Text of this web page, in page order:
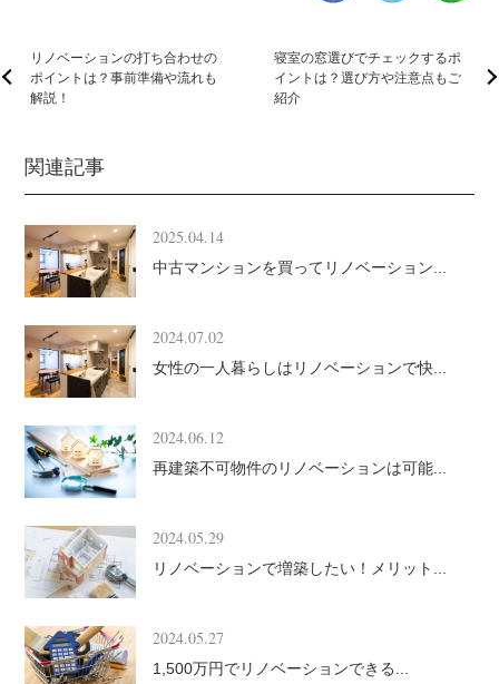
リノベーションの打ち合わせの
ポイントは？事前準備や流れも
解説！
寝室の窓選びでチェックするポ
イントは？選び方や注意点もご
紹介
関連記事
2025.04.14
中古マンションを買ってリノベーション...
2024.07.02
女性の一人暮らしはリノベーションで快...
2024.06.12
再建築不可物件のリノベーションは可能...
2024.05.29
リノベーションで増築したい！メリット...
2024.05.27
1,500万円でリノベーションできる...